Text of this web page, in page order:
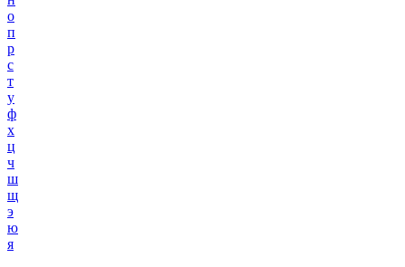
о
п
р
с
т
у
ф
х
ц
ч
ш
щ
э
ю
я